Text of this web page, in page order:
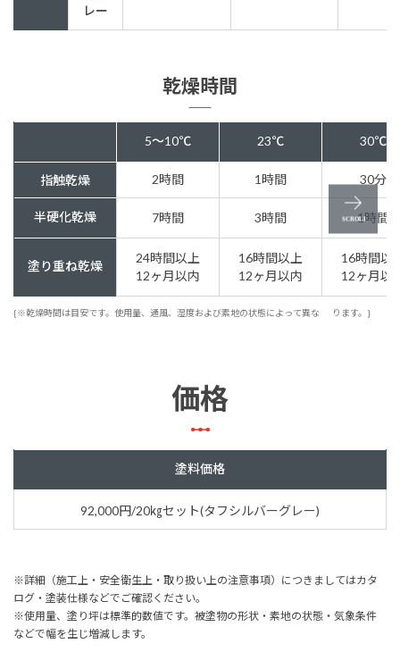
レー
乾燥時間
5～10℃ 23℃ 30℃
指触乾燥 2時間 1時間 30分
半硬化乾燥 7時間 3時間 1時間
塗り重ね乾燥
24時間以上
12ヶ月以内
16時間以上
12ヶ月以内
16時間以
12ヶ月以
{※乾燥時間は目安です。使用量、通風、湿度および素地の状態によって異な ります。}
価格
塗料価格
92,000円/20㎏セット(タフシルバーグレー)
※詳細（施工上・安全衛生上・取り扱い上の注意事項）につきましてはカタ
ログ・塗装仕様などでご確認ください。
※使用量、塗り坪は標準的数値です。被塗物の形状・素地の状態・気象条件
などで幅を生じ増減します。